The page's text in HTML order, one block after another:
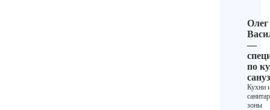
Олег
—
по
Кухни
зоны